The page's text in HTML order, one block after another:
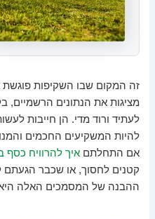
זה המקום שבו השקיפות פוגשת
מציגות את הנתונים הרשמיים,
לעתיד ורוד מדי. הן חייבות
להיות המשקיעים החכמים
אם התחלתםאיך להרוויח כסף
קטנים לחסוך, או שכבר
ההבנה של המסמכים האלה היא